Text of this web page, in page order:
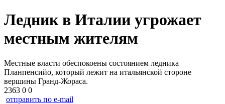
Ледник в Италии угрожает
местным жителям
Местные власти обеспокоены состоянием ледника
Планпенсийо, который лежит на итальянской стороне
вершины Гранд-Жораса.
2363 0 0
отправить по e-mail